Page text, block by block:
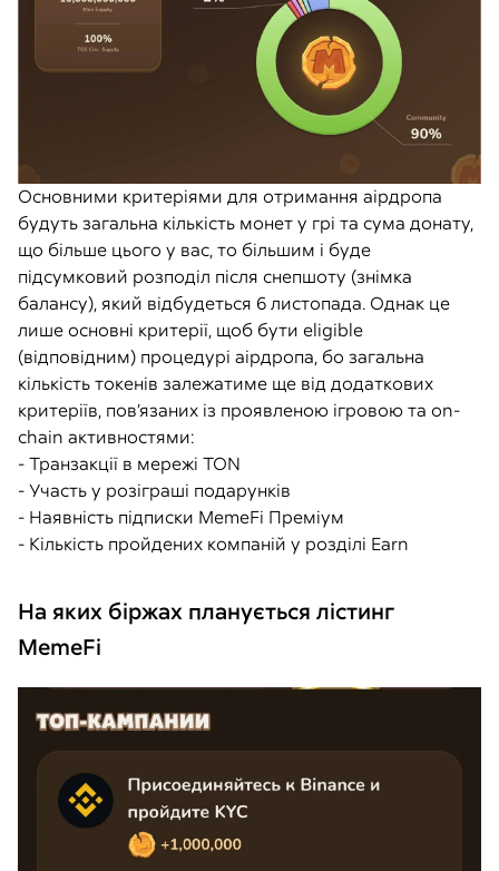
Основними критеріями для отримання аірдропа
будуть загальна кількість монет у грі та сума донату,
що більше цього у вас, то більшим і буде
підсумковий розподіл після снепшоту (знімка
балансу), який відбудеться 6 листопада. Однак це
лише основні критерії, щоб бути eligible
(відповідним) процедурі аірдропа, бо загальна
кількість токенів залежатиме ще від додаткових
критеріїв, пов’язаних із проявленою ігровою та on-
chain активностями:
- Транзакції в мережі TON
- Участь у розіграші подарунків
- Наявність підписки MemeFi Преміум
- Кількість пройдених компаній у розділі Earn
На яких біржах планується лістинг
MemeFi